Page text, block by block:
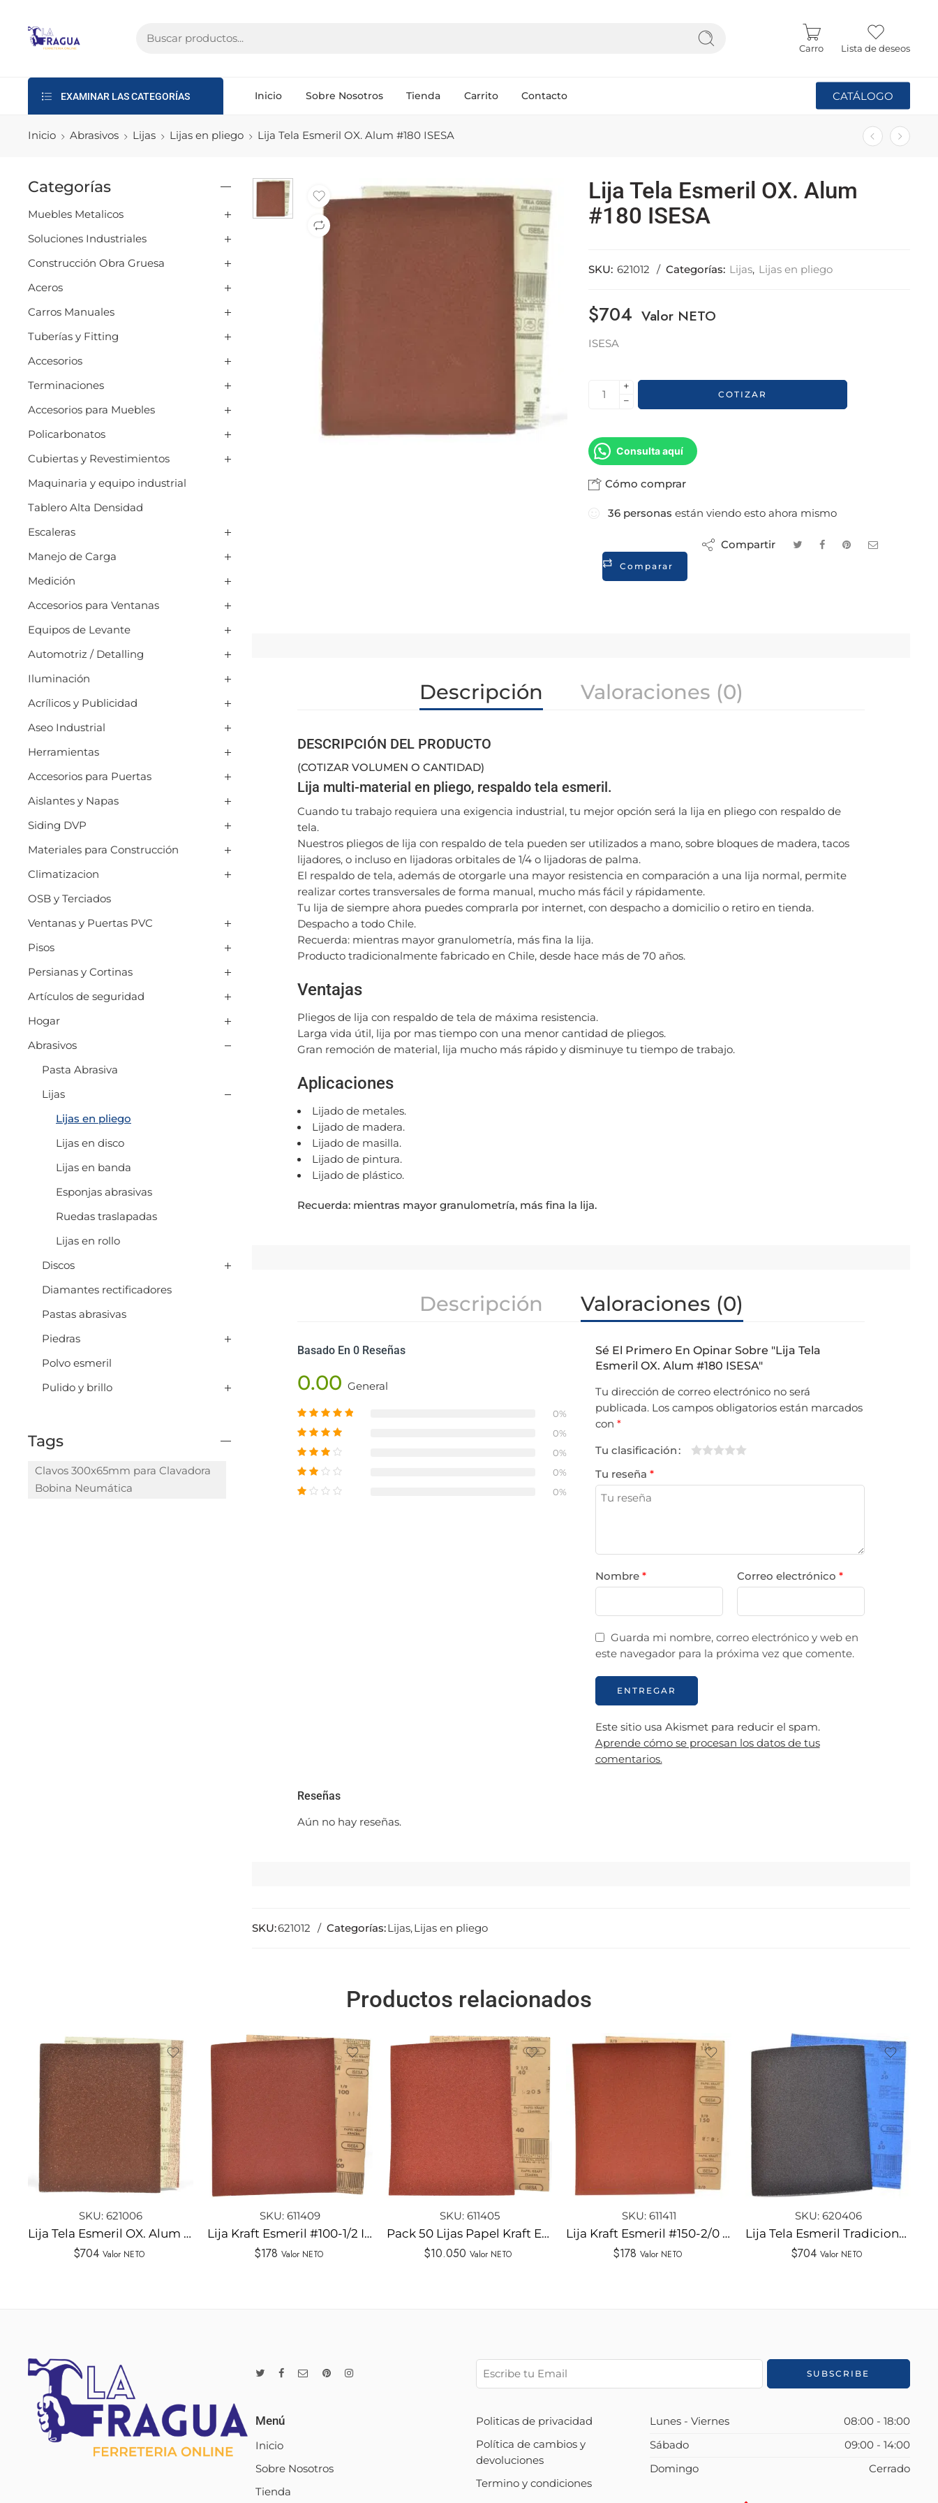
Carro Lista de deseos
EXAMINAR LAS CATEGORÍAS Inicio Sobre Nosotros Tienda Carrito Contacto CATÁLOGO
Inicio Abrasivos Lijas Lijas en pliego Lija Tela Esmeril OX. Alum #180 ISESA
Lija Tela Esmeril OX. Alum
#180 ISESA
SKU: 621012 Categorías: Lijas, Lijas en pliego
$704 Valor NETO
ISESA
+
−
COTIZAR
Consulta aquí
Cómo comprar
36 personas están viendo esto ahora mismo
Comparar
Compartir
Descripción Valoraciones (0)
DESCRIPCIÓN DEL PRODUCTO
(COTIZAR VOLUMEN O CANTIDAD)
Lija multi-material en pliego, respaldo tela esmeril.
Cuando tu trabajo requiera una exigencia industrial, tu mejor opción será la lija en pliego con respaldo de
tela.
Nuestros pliegos de lija con respaldo de tela pueden ser utilizados a mano, sobre bloques de madera, tacos
lijadores, o incluso en lijadoras orbitales de 1/4 o lijadoras de palma.
El respaldo de tela, además de otorgarle una mayor resistencia en comparación a una lija normal, permite
realizar cortes transversales de forma manual, mucho más fácil y rápidamente.
Tu lija de siempre ahora puedes comprarla por internet, con despacho a domicilio o retiro en tienda.
Despacho a todo Chile.
Recuerda: mientras mayor granulometría, más fina la lija.
Producto tradicionalmente fabricado en Chile, desde hace más de 70 años.
Ventajas
Pliegos de lija con respaldo de tela de máxima resistencia.
Larga vida útil, lija por mas tiempo con una menor cantidad de pliegos.
Gran remoción de material, lija mucho más rápido y disminuye tu tiempo de trabajo.
Aplicaciones
Lijado de metales.
Lijado de madera.
Lijado de masilla.
Lijado de pintura.
Lijado de plástico.
Recuerda: mientras mayor granulometría, más fina la lija.
Descripción Valoraciones (0)
Basado En 0 Reseñas
0.00 General
0%
0%
0%
0%
0%
Sé El Primero En Opinar Sobre "Lija Tela
Esmeril OX. Alum #180 ISESA"
Tu dirección de correo electrónico no será
publicada. Los campos obligatorios están marcados
con *
Tu clasificación
Tu reseña *
Nombre * Correo electrónico *
Guarda mi nombre, correo electrónico y web en
este navegador para la próxima vez que comente.
Este sitio usa Akismet para reducir el spam.
Aprende cómo se procesan los datos de tus
comentarios.
Reseñas
Aún no hay reseñas.
SKU:621012 Categorías:Lijas,Lijas en pliego
Categorías
Muebles Metalicos
Soluciones Industriales
Construcción Obra Gruesa
Aceros
Carros Manuales
Tuberías y Fitting
Accesorios
Terminaciones
Accesorios para Muebles
Policarbonatos
Cubiertas y Revestimientos
Maquinaria y equipo industrial
Tablero Alta Densidad
Escaleras
Manejo de Carga
Medición
Accesorios para Ventanas
Equipos de Levante
Automotriz / Detalling
Iluminación
Acrílicos y Publicidad
Aseo Industrial
Herramientas
Accesorios para Puertas
Aislantes y Napas
Siding DVP
Materiales para Construcción
Climatizacion
OSB y Terciados
Ventanas y Puertas PVC
Pisos
Persianas y Cortinas
Artículos de seguridad
Hogar
Abrasivos
Pasta Abrasiva
Lijas
Lijas en pliego
Lijas en disco
Lijas en banda
Esponjas abrasivas
Ruedas traslapadas
Lijas en rollo
Discos
Diamantes rectificadores
Pastas abrasivas
Piedras
Polvo esmeril
Pulido y brillo
Tags
Clavos 300x65mm para Clavadora
Bobina Neumática
Productos relacionados
SKU: 621006
Lija Tela Esmeril OX. Alum #50-2 ISESA
$704 Valor NETO
SKU: 611409
Lija Kraft Esmeril #100-1/2 ISESA
$178 Valor NETO
SKU:611405
Pack 50 Lijas Papel Kraft Esmeril Grano 40
$10.050 Valor NETO
SKU:611411
Lija Kraft Esmeril #150-2/0 ISESA
$178 Valor NETO
SKU:620406
Lija Tela Esmeril Tradicional #50-2 ISESA
$704 Valor NETO
Menú
Inicio
Sobre Nosotros
Tienda
Politicas de privacidad
Política de cambios y
devoluciones
Termino y condiciones
Lunes - Viernes
08:00 - 18:00
Sábado
09:00 - 14:00
Domingo
Cerrado